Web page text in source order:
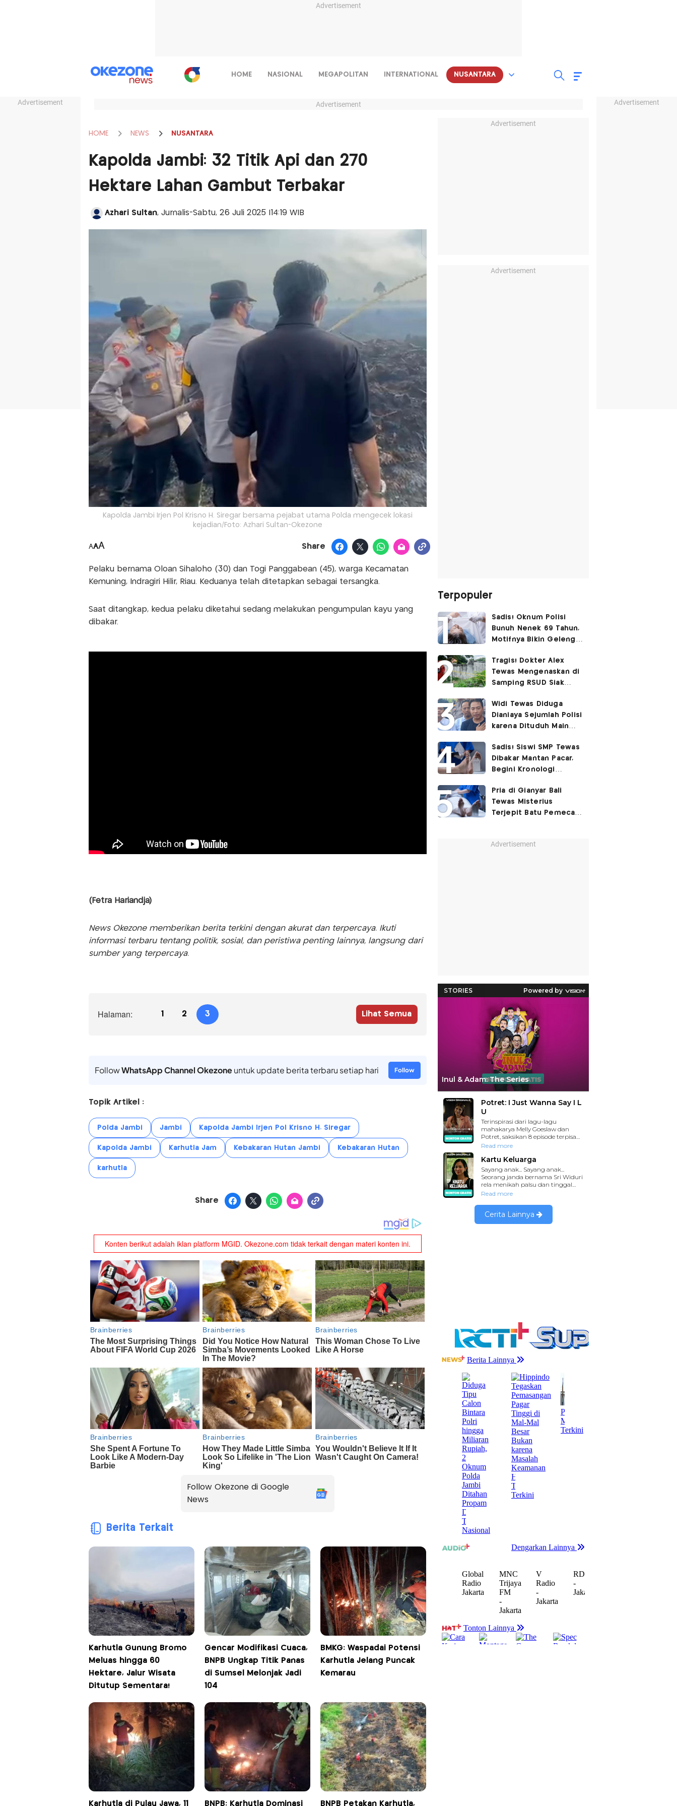
Advertisement
Advertisement Advertisement
HOME NASIONAL MEGAPOLITAN INTERNATIONAL NUSANTARA
Advertisement
HOME NEWS NUSANTARA
Kapolda Jambi: 32 Titik Api dan 270
Hektare Lahan Gambut Terbakar
Azhari Sultan, Jurnalis-Sabtu, 26 Juli 2025 |14:19 WIB
Kapolda Jambi Irjen Pol Krisno H. Siregar bersama pejabat utama Polda mengecek lokasi
kejadian/Foto: Azhari Sultan-Okezone
AAA Share
Pelaku bernama Oloan Sihaloho (30) dan Togi Panggabean (45), warga Kecamatan
Kemuning, Indragiri Hilir, Riau. Keduanya telah ditetapkan sebagai tersangka.
Saat ditangkap, kedua pelaku diketahui sedang melakukan pengumpulan kayu yang
dibakar.
(Fetra Hariandja)
News Okezone memberikan berita terkini dengan akurat dan terpercaya. Ikuti
informasi terbaru tentang politik, sosial, dan peristiwa penting lainnya, langsung dari
sumber yang terpercaya.
Halaman: 1 2 3 Lihat Semua
FollowWhatsApp Channel Okezoneuntuk update berita terbaru setiap hari Follow
Topik Artikel :
Polda Jambi Jambi Kapolda Jambi Irjen Pol Krisno H. Siregar
Kapolda Jambi Karhutla Jam Kebakaran Hutan Jambi Kebakaran Hutan
karhutla
Share
Follow Okezone di Google
News
Berita Terkait
Karhutla Gunung Bromo
Meluas hingga 60
Hektare, Jalur Wisata
Ditutup Sementara!
Gencar Modifikasi Cuaca,
BNPB Ungkap Titik Panas
di Sumsel Melonjak Jadi
104
BMKG: Waspadai Potensi
Karhutla Jelang Puncak
Kemarau
Karhutla di Pulau Jawa, 11 BNPB: Karhutla Dominasi BNPB Petakan Karhutla,
Advertisement
Advertisement
Terpopuler
Sadis! Oknum Polisi
Bunuh Nenek 69 Tahun,
Motifnya Bikin Geleng
Tragis! Dokter Alex
Tewas Mengenaskan di
Samping RSUD Siak
Rocuronium
Widi Tewas Diduga
Dianiaya Sejumlah Polisi
karena Dituduh Main
Sadis! Siswi SMP Tewas
Dibakar Mantan Pacar,
Begini Kronologi
Pria di Gianyar Bali
Tewas Misterius
Terjepit Batu Pemecah
Advertisement